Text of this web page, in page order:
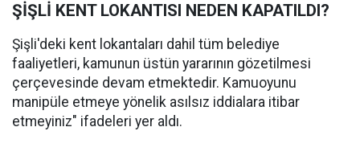
ŞİŞLİ KENT LOKANTISI NEDEN KAPATILDI?
Şişli'deki kent lokantaları dahil tüm belediye
faaliyetleri, kamunun üstün yararının gözetilmesi
çerçevesinde devam etmektedir. Kamuoyunu
manipüle etmeye yönelik asılsız iddialara itibar
etmeyiniz" ifadeleri yer aldı.